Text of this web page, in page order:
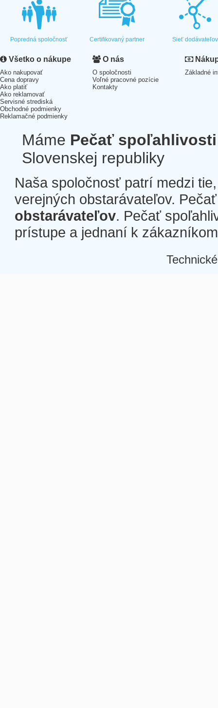
Popredná spoločnosť Certifikovaný partner Sieť dodávateľov
Všetko o nákupe
Ako nakupovať
Cena dopravy
Ako platiť
Ako reklamovať
Servisné strediská
Obchodné podmienky
Reklamačné podmienky
O nás
O spoločnosti
Voľné pracovné pozície
Kontakty
Základné
Máme Pečať spoľahlivosti
Slovenskej republiky
Naša spoločnosť patrí medzi
verejných obstarávateľov.
obstarávateľov. Pečať
prístupe a jednaní k